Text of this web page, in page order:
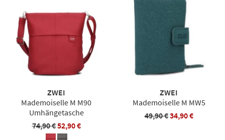
ZWEI
Mademoiselle M M90
Umhängetasche
74,90 €52,90 €
ZWEI
Mademoiselle M MW5
49,90 €34,90 €